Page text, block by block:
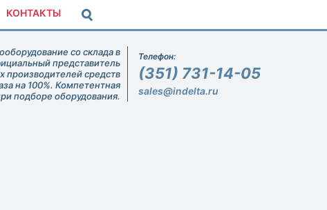
КОНТАКТЫ
со склада в
представитель
производителей средств
на 100%. Компетентная
подборе оборудования.
Телефон:
(351) 731-14-05
sales@indelta.ru